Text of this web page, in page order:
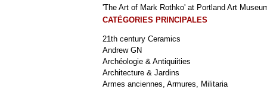
'The Art of Mark Rothko' at Portland Art
CATÉGORIES PRINCIPALES
21th century Ceramics
Andrew GN
Archéologie & Antiquiities
Architecture & Jardins
Armes anciennes, Armures, Militaria